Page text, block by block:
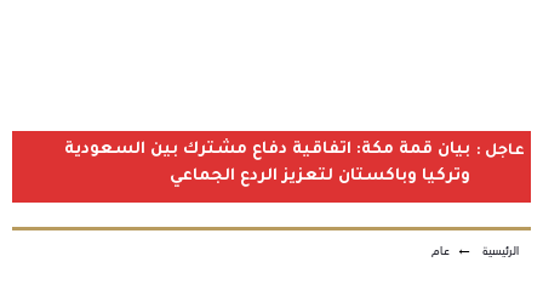
عاجل : بيان قمة مكة: اتفاقية دفاع مشترك بين السعودية
وتركيا وباكستان لتعزيز الردع الجماعي
الرئيسية ← عام